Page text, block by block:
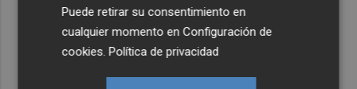
Puede retirar su consentimiento en
cualquier momento enConfiguración de
cookies .Política de privacidad